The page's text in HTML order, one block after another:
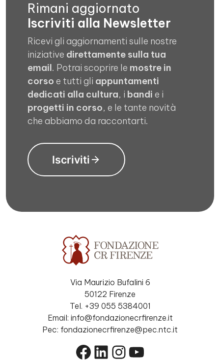
Rimani aggiornato
Iscriviti alla Newsletter
Ricevi gli aggiornamenti sulle nostre
iniziative direttamente sulla tua
email. Potrai scoprire le mostre in
corso e tutti gli appuntamenti
dedicati alla cultura, i bandi e i
progetti in corso, e le tante novità
che abbiamo da raccontarti.
Iscriviti
Via Maurizio Bufalini 6
50122 Firenze
Tel. +39 055 5384001
Email: info@fondazionecrfirenze.it
Pec: fondazionecrfirenze@pec.ntc.it
Facebook
LinkedIn
Instagram
YouTube